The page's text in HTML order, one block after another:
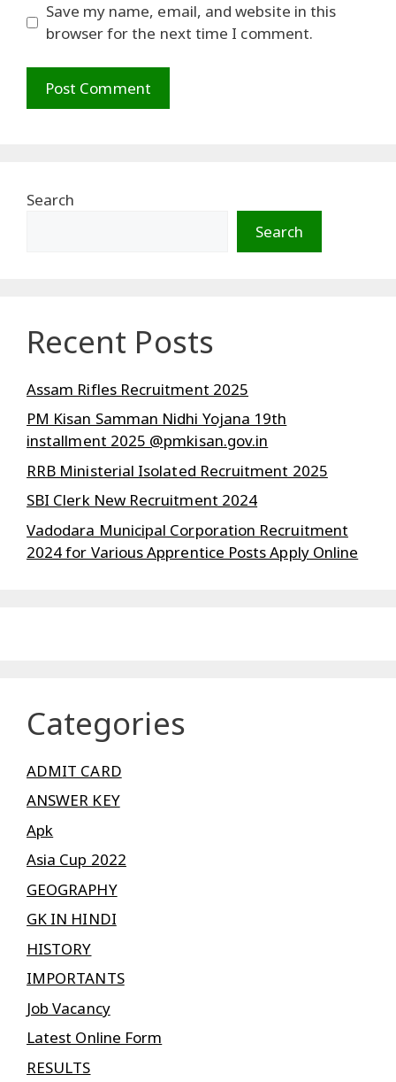
Save my name, email, and website in this
browser for the next time I comment.
Search
Search
Recent Posts
Assam Rifles Recruitment 2025
PM Kisan Samman Nidhi Yojana 19th
installment 2025 @pmkisan.gov.in
RRB Ministerial Isolated Recruitment 2025
SBI Clerk New Recruitment 2024
Vadodara Municipal Corporation Recruitment
2024 for Various Apprentice Posts Apply Online
Categories
ADMIT CARD
ANSWER KEY
Apk
Asia Cup 2022
GEOGRAPHY
GK IN HINDI
HISTORY
IMPORTANTS
Job Vacancy
Latest Online Form
RESULTS